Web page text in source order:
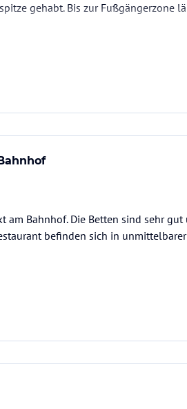
gehabt. Bis zur Fußgängerzone
am Bahnhof. Die Betten sind sehr
befinden sich in